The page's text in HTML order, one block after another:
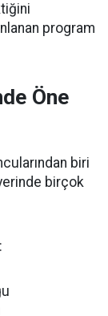
program
Öne
biri
birçok